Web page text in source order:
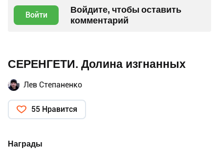
Войти
Войдите, чтобы оставить
комментарий
СЕРЕНГЕТИ. Долина изгнанных
Лев Степаненко
55 Нравится
Награды